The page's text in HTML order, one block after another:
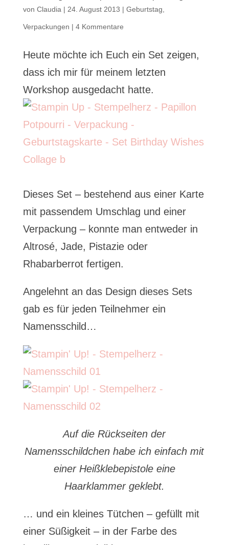
von Claudia | 24. August 2013 | Geburtstag
Verpackungen | 4 Kommentare
Heute möchte ich Euch ein Set zeigen,
dass ich mir für meinem letzten
Workshop ausgedacht hatte.
Dieses Set – bestehend aus einer Karte
mit passendem Umschlag und einer
Verpackung – konnte man entweder in
Altrosé, Jade, Pistazie oder
Rhabarberrot fertigen.
Angelehnt an das Design dieses Sets
gab es für jeden Teilnehmer ein
Namensschild…
Auf die Rückseiten der
Namensschildchen habe ich einfach mit
einer Heißklebepistole eine
Haarklammer geklebt.
… und ein kleines Tütchen – gefüllt mit
einer Süßigkeit – in der Farbe des